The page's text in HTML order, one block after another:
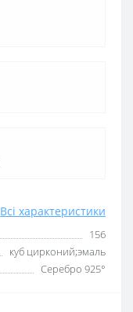
Всі характеристики
156
куб цирконий;эмаль
Серебро 925°